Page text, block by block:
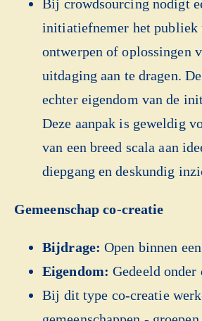
Bij crowdsourcing nodigt
initiatiefnemer het publiek
ontwerpen of oplossingen
uitdaging aan te dragen.
echter eigendom van de
Deze aanpak is geweldig
van een breed scala aan
diepgang en deskundig
Gemeenschap co-creatie
Bijdrage: Open binnen
Eigendom:Gedeeld onder
Bij dit type co-creatie